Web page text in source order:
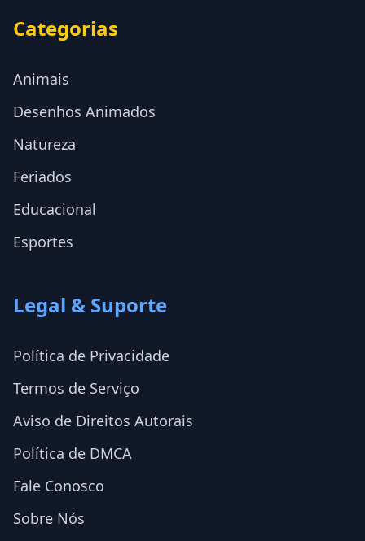
Categorias
Animais
Desenhos Animados
Natureza
Feriados
Educacional
Esportes
Legal & Suporte
Política de Privacidade
Termos de Serviço
Aviso de Direitos Autorais
Política de DMCA
Fale Conosco
Sobre Nós